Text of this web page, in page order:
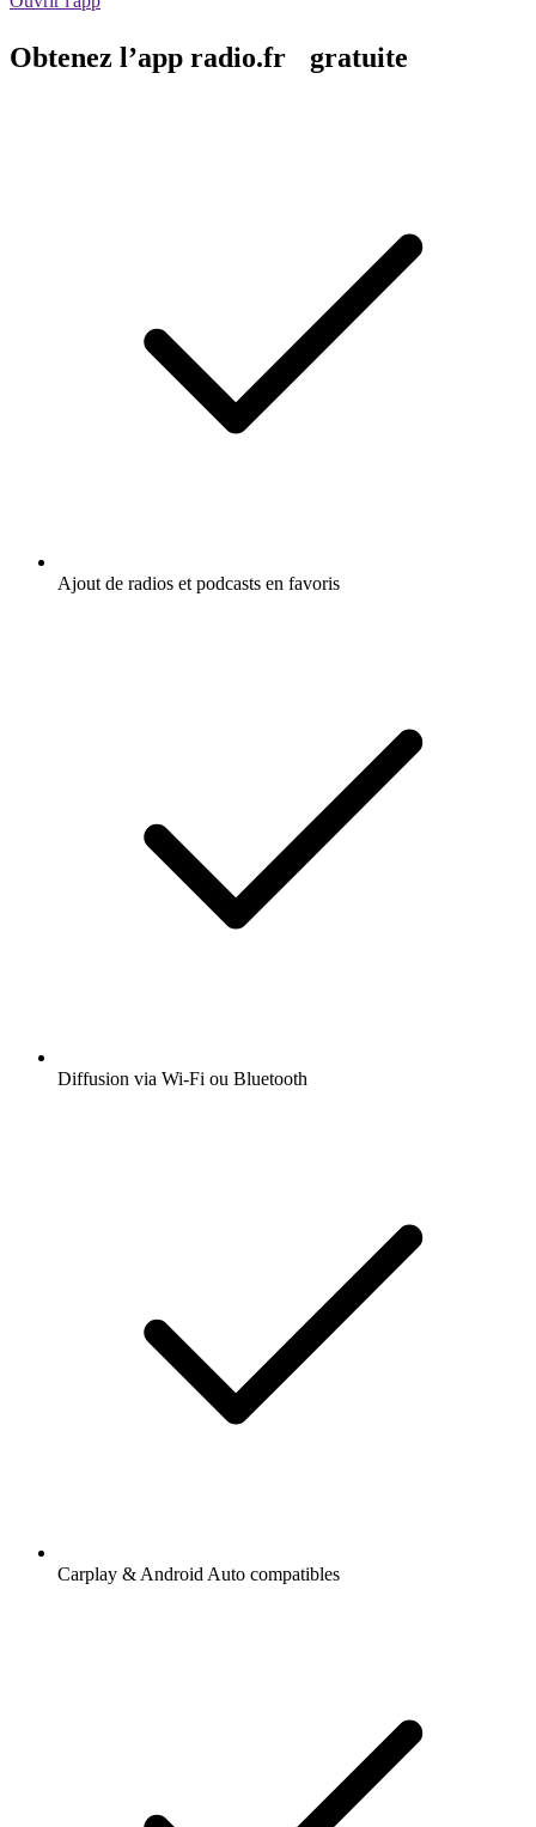
Obtenez l’app radio.fr gratuite
Ajout de radios et podcasts en favoris
Diffusion via Wi-Fi ou Bluetooth
Carplay & Android Auto compatibles